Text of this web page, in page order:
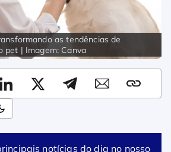
as tendências de
pet | Imagem: Canva
notícias do dia no nosso